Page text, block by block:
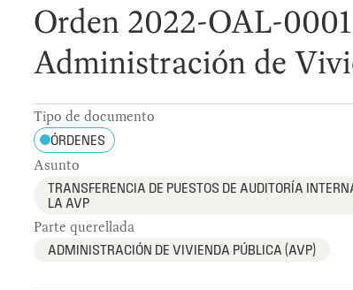
Orden 2022-OAL-0001
Administración de
Tipo de documento
ÓRDENES
Asunto
TRANSFERENCIA DE PUESTOS DE AUDITORÍA
LA AVP
Parte querellada
ADMINISTRACIÓN DE VIVIENDA PÚBLICA (AVP)